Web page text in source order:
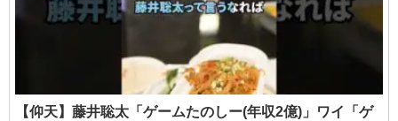
【仰天】藤井聡太「ゲームたのしー(年収2億)」ワイ「ゲ